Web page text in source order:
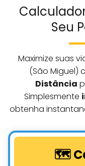
Seu
Maximize suas
(São Miguel)
Distância
Simplesmente
obtenha
🗺️